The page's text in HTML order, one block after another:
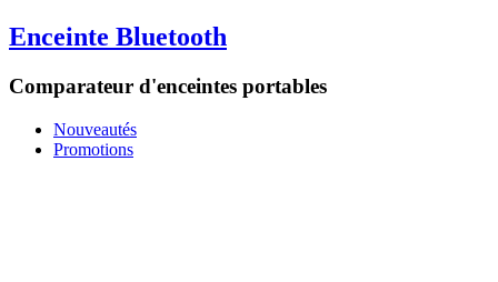
Enceinte Bluetooth
Comparateur d'enceintes portables
Nouveautés
Promotions